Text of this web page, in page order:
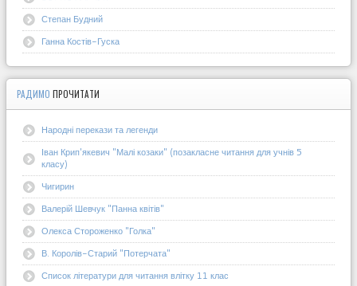
Степан Будний
Ганна Костів-Гуска
РАДИМО ПРОЧИТАТИ
Народні перекази та легенди
Іван Крип'якевич "Малі козаки" (позакласне читання для учнів 5
класу)
Чигирин
Валерій Шевчук "Панна квітів"
Олекса Стороженко "Голка"
В. Королів-Старий "Потерчата"
Список літератури для читання влітку 11 клас